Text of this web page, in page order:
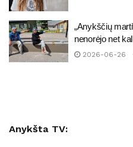
„Anykščių
nenorėjo net
2026-06-26
Anykšta TV: